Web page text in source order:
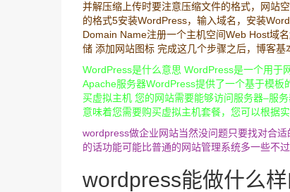
并解压缩上传时要注意压缩文件的格式，网站
的格式5安装WordPress，输入域名，安装
Domain Name注册一个主机空间Web Host域
储 添加网站图标 完成这几个步骤之后，博客基
WordPress是什么意思 WordPress是一个用于
Apache服务器WordPress提供了一个基于模
买虚拟主机 您的网站需要能够访问服务器–服
意味着您需要购买虚拟主机套餐，您可以根据
wordpress做企业网站当然没问题只要找对合
的话功能可能比普通的网站管理系统多一些不
wordpress能做什么